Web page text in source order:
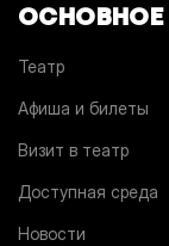
Театр
Афиша и билеты
Визит в театр
Доступная среда
Новости